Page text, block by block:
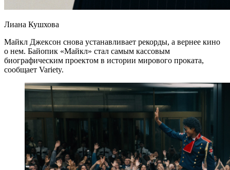
Лиана Кушхова
Майкл Джексон снова устанавливает рекорды, а вернее кино
о нем. Байопик «Майкл» стал самым кассовым
биографическим проектом в истории мирового проката,
сообщает Variety.